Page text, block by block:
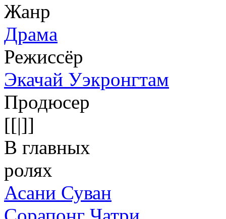
Жанр
Драма
Режиссёр
Экачай Уэкронгтам
Продюсер
[[|]]
В главных
ролях
Асани Суван